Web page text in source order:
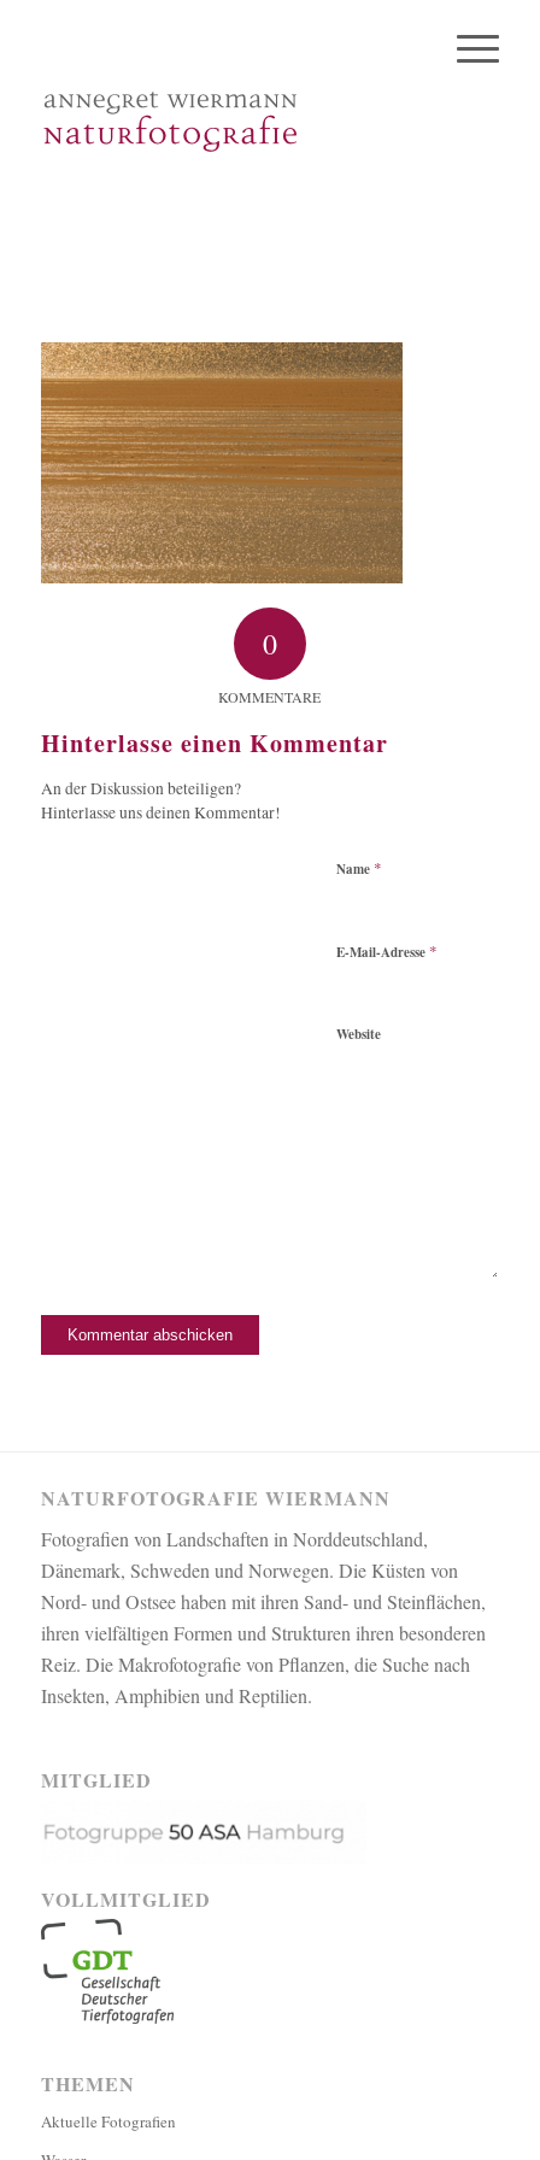
0
KOMMENTARE
Hinterlasse einen Kommentar
An der Diskussion beteiligen?
Hinterlasse uns deinen Kommentar!
Name *
E-Mail-Adresse *
Website
NATURFOTOGRAFIE WIERMANN
Fotografien von Landschaften in Norddeutschland,
Dänemark, Schweden und Norwegen. Die Küsten von
Nord- und Ostsee haben mit ihren Sand- und Steinflächen,
ihren vielfältigen Formen und Strukturen ihren besonderen
Reiz. Die Makrofotografie von Pflanzen, die Suche nach
Insekten, Amphibien und Reptilien.
MITGLIED
VOLLMITGLIED
THEMEN
Aktuelle Fotografien